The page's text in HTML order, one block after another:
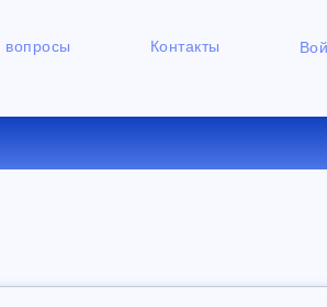
вопросы Контакты
ОНЛАЙН